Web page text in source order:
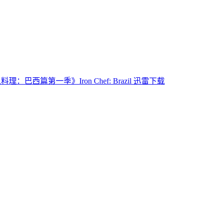
理：巴西篇第一季》Iron Chef: Brazil 迅雷下载